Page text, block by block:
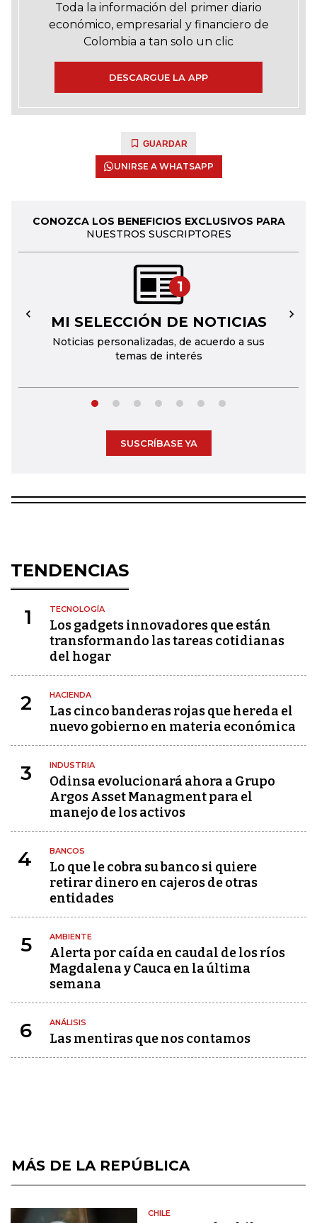
Toda la información del primer diario
económico, empresarial y financiero de
Colombia a tan solo un clic
DESCARGUE LA APP
GUARDAR
UNIRSE A WHATSAPP
CONOZCA LOS BENEFICIOS EXCLUSIVOS PARA
NUESTROS SUSCRIPTORES
1
MI SELECCIÓN DE NOTICIAS
Noticias personalizadas, de acuerdo a sus
temas de interés
← →
SUSCRÍBASE YA
TENDENCIAS
1 TECNOLOGÍA
Los gadgets innovadores que están
transformando las tareas cotidianas
del hogar
2 HACIENDA
Las cinco banderas rojas que hereda el
nuevo gobierno en materia económica
3 INDUSTRIA
Odinsa evolucionará ahora a Grupo
Argos Asset Managment para el
manejo de los activos
4 BANCOS
Lo que le cobra su banco si quiere
retirar dinero en cajeros de otras
entidades
5 AMBIENTE
Alerta por caída en caudal de los ríos
Magdalena y Cauca en la última
semana
6 ANÁLISIS
Las mentiras que nos contamos
MÁS DE LA REPÚBLICA
CHILE